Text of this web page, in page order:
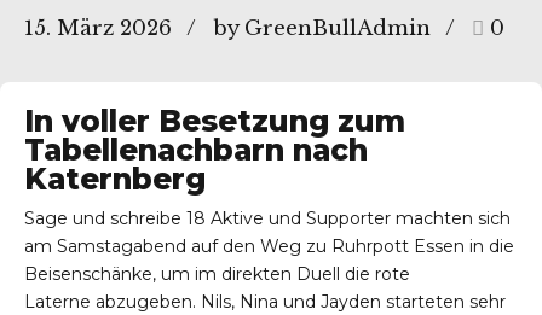
15. März 2026 by GreenBullAdmin 0
In voller Besetzung zum
Tabellenachbarn nach
Katernberg
Sage und schreibe 18 Aktive und Supporter machten sich
am Samstagabend auf den Weg zu Ruhrpott Essen in die
Beisenschänke, um im direkten Duell die rote
Laterne abzugeben. Nils, Nina und Jayden starteten sehr